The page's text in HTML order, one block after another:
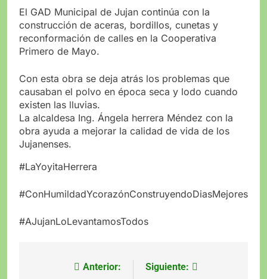
El GAD Municipal de Jujan continúa con la
construcción de aceras, bordillos, cunetas y
reconformación de calles en la Cooperativa
Primero de Mayo.
Con esta obra se deja atrás los problemas que
causaban el polvo en época seca y lodo cuando
existen las lluvias.
La alcaldesa Ing. Ángela herrera Méndez con la
obra ayuda a mejorar la calidad de vida de los
Jujanenses.
#LaYoyitaHerrera
#ConHumildadYcorazónConstruyendoDiasMejores
#AJujanLoLevantamosTodos
Navegación
Anterior:
Siguiente: